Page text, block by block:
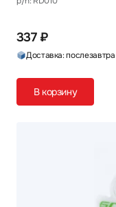
337 ₽
Доставка: послезавтра
В корзину